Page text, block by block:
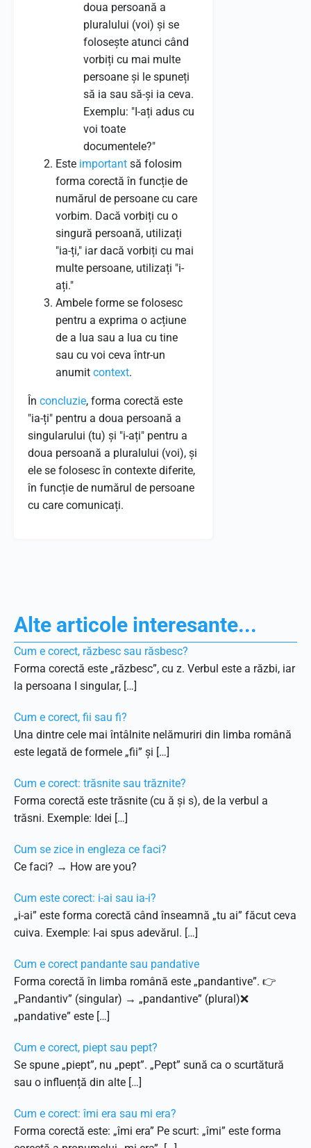
doua persoană a
pluralului (voi) și se
folosește atunci când
vorbiți cu mai multe
persoane și le spuneți
să ia sau să-și ia ceva.
Exemplu: "I-ați adus cu
voi toate
documentele?"
Este important să folosim
forma corectă în funcție de
numărul de persoane cu care
vorbim. Dacă vorbiți cu o
singură persoană, utilizați
"ia-ți," iar dacă vorbiți cu mai
multe persoane, utilizați "i-
ați."
Ambele forme se folosesc
pentru a exprima o acțiune
de a lua sau a lua cu tine
sau cu voi ceva într-un
anumit context.
În concluzie, forma corectă este
"ia-ți" pentru a doua persoană a
singularului (tu) și "i-ați" pentru a
doua persoană a pluralului (voi), și
ele se folosesc în contexte diferite,
în funcție de numărul de persoane
cu care comunicați.
Alte articole interesante...
Cum e corect, răzbesc sau răsbesc?
Forma corectă este „răzbesc”, cu z. Verbul este a răzbi, iar
la persoana I singular, […]
Cum e corect, fii sau fi?
Una dintre cele mai întâlnite nelămuriri din limba română
este legată de formele „fii” și […]
Cum e corect: trăsnite sau trăznite?
Forma corectă este trăsnite (cu ă și s), de la verbul a
trăsni. Exemple: Idei […]
Cum se zice in engleza ce faci?
Ce faci? → How are you?
Cum este corect: i-ai sau ia-i?
„i-ai” este forma corectă când înseamnă „tu ai” făcut ceva
cuiva. Exemple: I-ai spus adevărul. […]
Cum e corect pandante sau pandative
Forma corectă în limba română este „pandantive”. 👉
„Pandantiv” (singular) → „pandantive” (plural)❌
„pandative” este […]
Cum e corect, piept sau pept?
Se spune „piept”, nu „pept”. „Pept” sună ca o scurtătură
sau o influență din alte […]
Cum e corect: îmi era sau mi era?
Forma corectă este: „îmi era” Pe scurt: „îmi” este forma